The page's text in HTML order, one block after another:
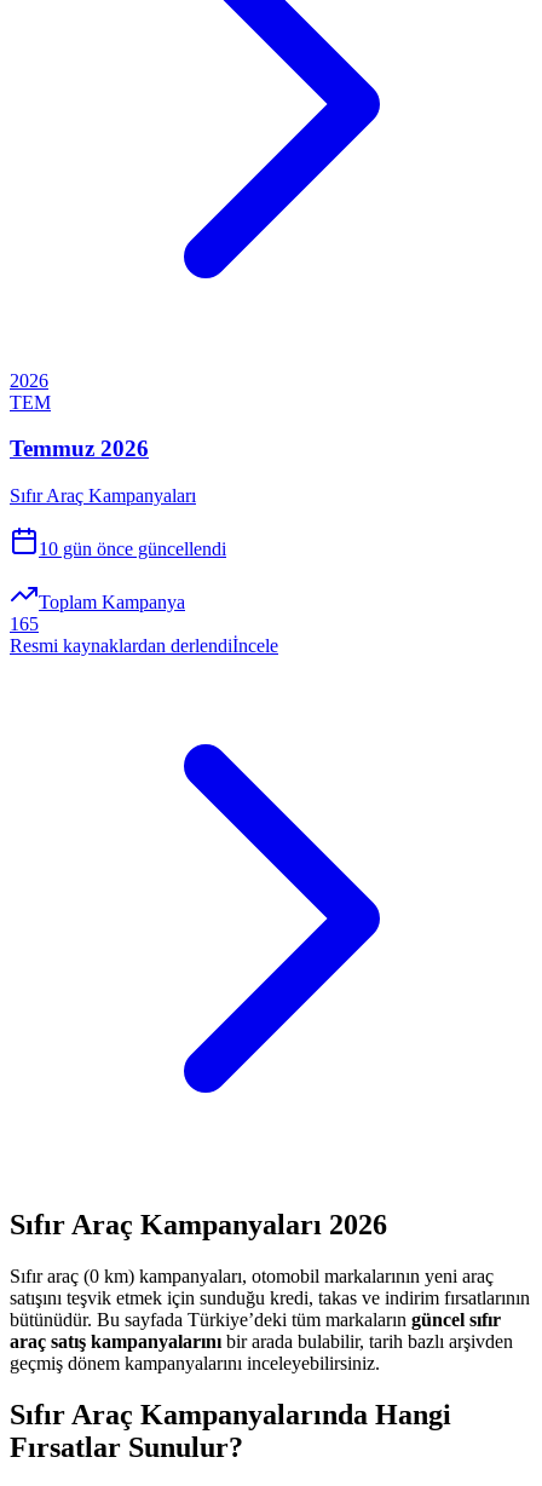
2026
TEM
Temmuz 2026
Sıfır Araç Kampanyaları
10 gün önce güncellendi
Toplam Kampanya
165
Resmi kaynaklardan derlendiİncele
Sıfır Araç Kampanyaları 2026
Sıfır araç (0 km) kampanyaları, otomobil markalarının yeni araç
satışını teşvik etmek için sunduğu kredi, takas ve indirim fırsatlarının
bütünüdür. Bu sayfada Türkiye’deki tüm markaların güncel sıfır
araç satış kampanyalarını bir arada bulabilir, tarih bazlı arşivden
geçmiş dönem kampanyalarını inceleyebilirsiniz.
Sıfır Araç Kampanyalarında Hangi
Fırsatlar Sunulur?